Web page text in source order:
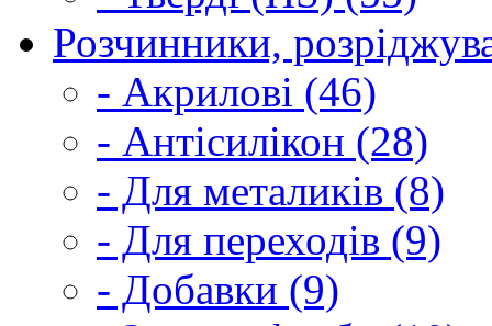
Розчинники,
- Акрилові (46)
- Антісилікон (28)
- Для металиків (8)
- Для переходів (9)
- Добавки (9)